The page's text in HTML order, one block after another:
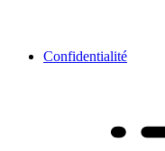
Confidentialité